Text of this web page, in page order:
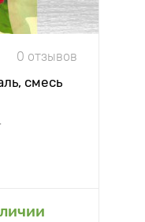
0 отзывов
смесь